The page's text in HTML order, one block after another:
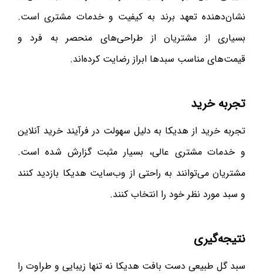
نشان‌دهنده تعهد برند به کیفیت و خدمات مشتری است.
بسیاری از مشتریان از طراحی‌های منحصر به فرد و
قیمت‌های مناسب سبدها ابراز رضایت کرده‌اند.
تجربه خرید
تجربه خرید از هدیکا به دلیل سهولت در فرآیند خرید آنلاین
و خدمات مشتری عالی، بسیار مثبت گزارش شده است.
مشتریان می‌توانند به راحتی از وب‌سایت هدیکا بازدید کنند
و سبد مورد نظر خود را انتخاب کنند.
نتیجه‌گیری
سبد گل طبیعی دست بافت هدیکا نه تنها زیبایی و طراوت را